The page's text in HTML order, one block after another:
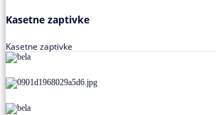
Kasetne zaptivke
Kasetne zaptivke